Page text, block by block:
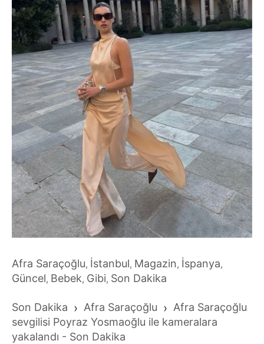
Afra Saraçoğlu, İstanbul, Magazin, İspanya,
Güncel, Bebek, Gibi, Son Dakika
Son Dakika › Afra Saraçoğlu › Afra Saraçoğlu
sevgilisi Poyraz Yosmaoğlu ile kameralara
yakalandı - Son Dakika